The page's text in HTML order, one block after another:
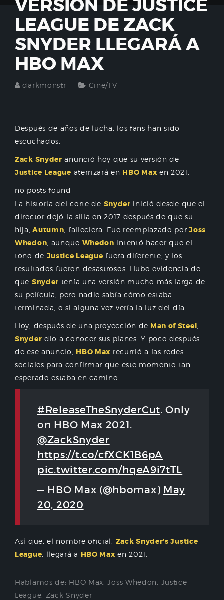
VERSIÓN DE JUSTICE
LEAGUE DE ZACK
SNYDER LLEGARÁ A
HBO MAX
darkmonstr Cine/TV
Después de años de lucha, los fans han sido
escuchados.
Zack Snyder anunció hoy que su versión de
Justice League aterrizará en HBO Max en 2021.
no posts found
La historia del corte de Snyder inició desde que el
directordejó la silla en 2017 después de que su
hija, Autumn , falleciera. Fue reemplazado por Joss
Whedon , aunque Whedon intentó hacer que el
tono de Justice League fuera diferente, y los
resultados fueron desastrosos. Hubo evidencia de
que Snyder tenía una versión mucho más larga de
su película, pero nadie sabía cómo estaba
terminada, o si alguna vez vería la luz del día.
Hoy, después de una proyección de Man of Steel
Snyder dio a conocer sus planes. Y poco después
de ese anuncio, HBO Max recurrió a las redes
sociales para confirmar que este momento tan
esperado estaba en camino.
#ReleaseTheSnyderCut. Only
on HBO Max 2021.
@ZackSnyder
https://t.co/cfXCK1B6pA
pic.twitter.com/hqeA9i7tTL
— HBO Max (@hbomax) May
20, 2020
Así que, el nombre oficial, Zack Snyder’s Justice
League , llegará a HBO Max en 2021.
Hablamos de: HBO Max ,Joss Whedon
Justice
League Zack Snyder